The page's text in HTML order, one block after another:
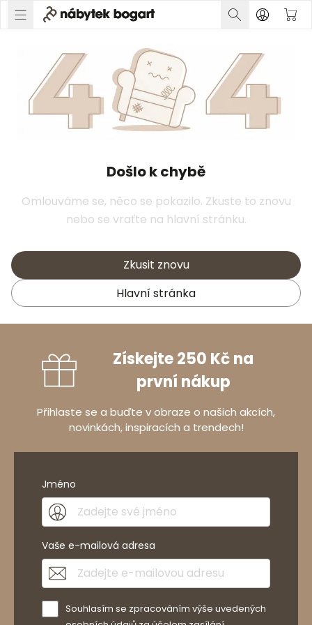
Došlo k chybě
Omlouváme se, něco se pokazilo. Zkuste to znovu
nebo se vraťte na hlavní stránku.
Zkusit znovu
Hlavní stránka
Získejte 250 Kč na
první nákup
Přihlaste se a buďte v obraze o našich akcích,
novinkách, inspiracích a trendech!
Jméno
Vaše e-mailová adresa
Souhlasím se zpracováním výše uvedených